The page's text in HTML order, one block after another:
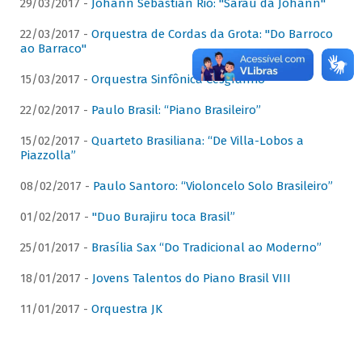
29/03/2017 - Johann Sebastian Rio: "Sarau da Johann"
22/03/2017 - Orquestra de Cordas da Grota: "Do Barroco
ao Barraco"
15/03/2017 - Orquestra Sinfônica Cesgranrio
22/02/2017 - Paulo Brasil: “Piano Brasileiro”
15/02/2017 - Quarteto Brasiliana: “De Villa-Lobos a
Piazzolla”
08/02/2017 - Paulo Santoro: “Violoncelo Solo Brasileiro”
01/02/2017 - "Duo Burajiru toca Brasil”
25/01/2017 - Brasília Sax “Do Tradicional ao Moderno”
18/01/2017 - Jovens Talentos do Piano Brasil VIII
11/01/2017 - Orquestra JK